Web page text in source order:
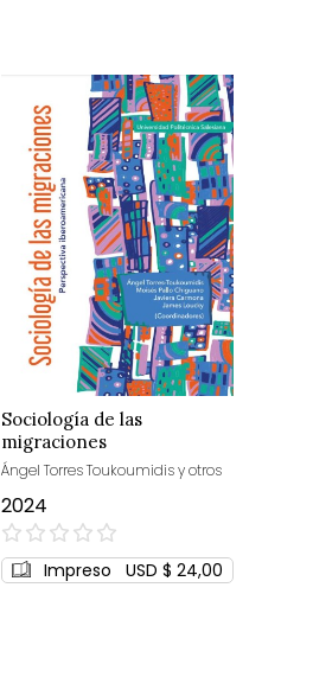
Sociología de las
migraciones
Ángel Torres Toukoumidis y otros
2024
0%
Impreso USD $ 24,00